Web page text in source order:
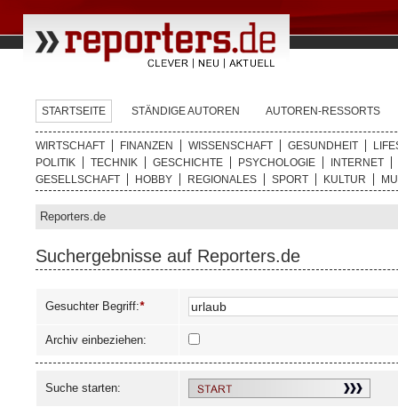
STARTSEITE STÄNDIGE AUTOREN AUTOREN-RESSORTS
WIRTSCHAFT FINANZEN WISSENSCHAFT GESUNDHEIT
POLITIK
TECHNIK GESCHICHTE PSYCHOLOGIE
INTERNET
GESELLSCHAFT
HOBBY REGIONALES SPORT KULTUR
Reporters.de
Suchergebnisse auf Reporters.de
Gesuchter Begriff:*
Archiv einbeziehen:
Suche starten: